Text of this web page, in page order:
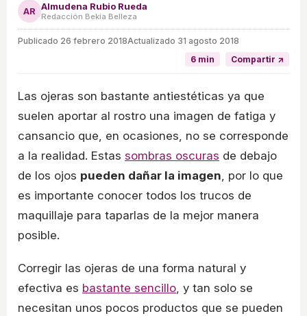
AR Almudena Rubio Rueda
Redacción Bekia Belleza
Publicado 26 febrero 2018Actualizado 31 agosto 2018
6 min
Compartir ↗
Las ojeras son bastante antiestéticas ya que
suelen aportar al rostro una imagen de fatiga y
cansancio que, en ocasiones, no se corresponde
a la realidad. Estas sombras oscuras de debajo
de los ojos pueden dañar la imagen, por lo que
es importante conocer todos los trucos de
maquillaje para taparlas de la mejor manera
posible.
Corregir las ojeras de una forma natural y
efectiva es bastante sencillo, y tan solo se
necesitan unos pocos productos que se pueden